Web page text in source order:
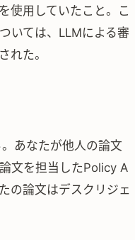
使用していたこと。こ
いては、LLMによる審
れた。
あなたが他人の論文
文を担当したPolicy A
の論文はデスクリジェ